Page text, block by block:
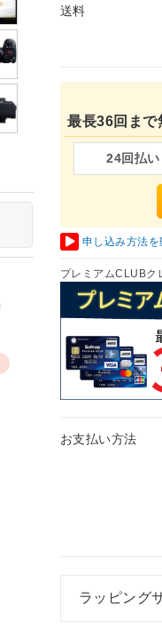
送料
最長36回まで
申し込み方法を
プレミアムCLUBク
お支払い方法
ラッピング